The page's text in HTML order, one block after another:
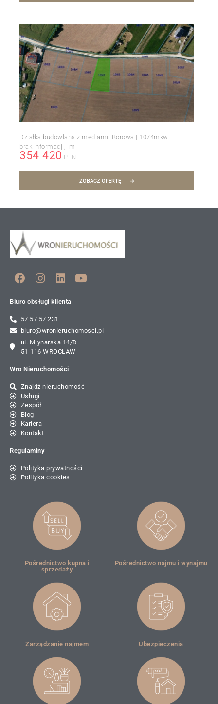
Działka budowlana z mediami| Borowa | 1074mkw
brak informacji
m
354 420 PLN
ZOBACZ OFERTĘ
Biuro obsługi klienta
57 57 57 231
biuro@wronieruchomosci.pl
ul. Młynarska 14/D
51-116 WROCŁAW
Wro Nieruchomości
Znajdź nieruchomość
Usługi
Zespół
Blog
Kariera
Kontakt
Regulaminy
Polityka prywatności
Polityka cookies
Pośrednictwo kupna i
sprzedaży
Pośrednictwo najmu i wynajmu
Zarządzanie najmem Ubezpieczenia